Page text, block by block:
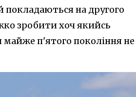
покладаються на другого
зробити хоч якийсь
п'ятого покоління не